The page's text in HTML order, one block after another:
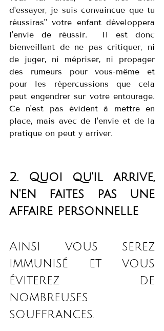
d'essayer, je suis convaincue que tu
réussiras" votre enfant développera
l'envie de réussir.  Il est donc
bienveillant de ne pas critiquer, ni
de juger, ni mépriser, ni propager
des rumeurs pour vous-même et
pour les répercussions que cela
peut engendrer sur votre entourage.
Ce n'est pas évident à mettre en
place, mais avec de l'envie et de la
pratique on peut y arriver.
2. Quoi qu'il arrive,
n'en faites pas une
affaire personnelle
Ainsi vous serez
immunisé et vous
éviterez de
nombreuses
souffrances.